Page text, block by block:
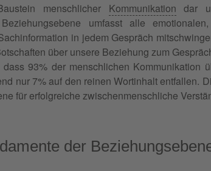
menschlicher Kommunikation dar
umfasst alle
in jedem Gespräch
über unsere Beziehung zum
93% der menschlichen Kommunikation
nur 7% auf den reinen Wortinhalt entfallen.
für erfolgreiche zwischenmenschliche
der